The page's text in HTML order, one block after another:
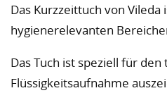
Das Kurzzeittuch von
hygienerelevanten
Das Tuch ist speziell für
Flüssigkeitsaufnahme